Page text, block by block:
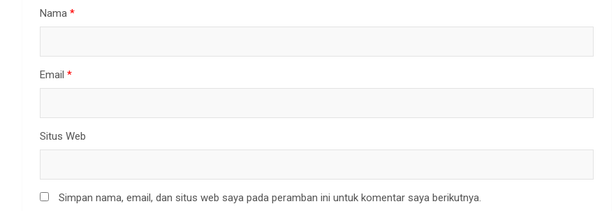
Nama *
Email *
Situs Web
Simpan nama, email, dan situs web saya pada peramban ini untuk komentar saya berikutnya.